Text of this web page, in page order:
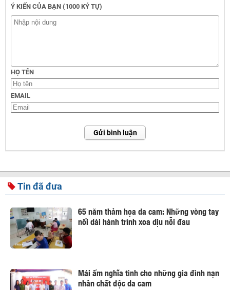
Ý KIẾN CỦA BẠN (1000 KÝ TỰ)
HỌ TÊN
EMAIL
Gửi bình luận
Tin đã đưa
65 năm thảm họa da cam: Những vòng tay
nối dài hành trình xoa dịu nỗi đau
Mái ấm nghĩa tình cho những gia đình nạn
nhân chất độc da cam